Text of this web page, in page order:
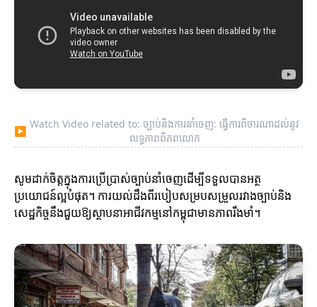
▶
Watch Video related to: ច្បាប់និងការនាំចេញ: ធ្វើការពិចារណាដល់នូវ
លទ្ធភាពពិភពលោក
សូមដាក់ចិត្តក្នុងការប្រើប្រាស់ច្បាប់នាំចេញដើម្បីទទួលបានអត្ថ
ប្រយោជន៍ល្អបំផុត។ ការយល់ដឹងពីរបៀបសម្របសម្រួលរវាងច្បាប់និង
សេដ្ឋកិច្ចនឹងជួយឱ្យស្ថាបនាអាជីវកម្មនៅកម្ពុជាមានភាពរឹងមាំ។